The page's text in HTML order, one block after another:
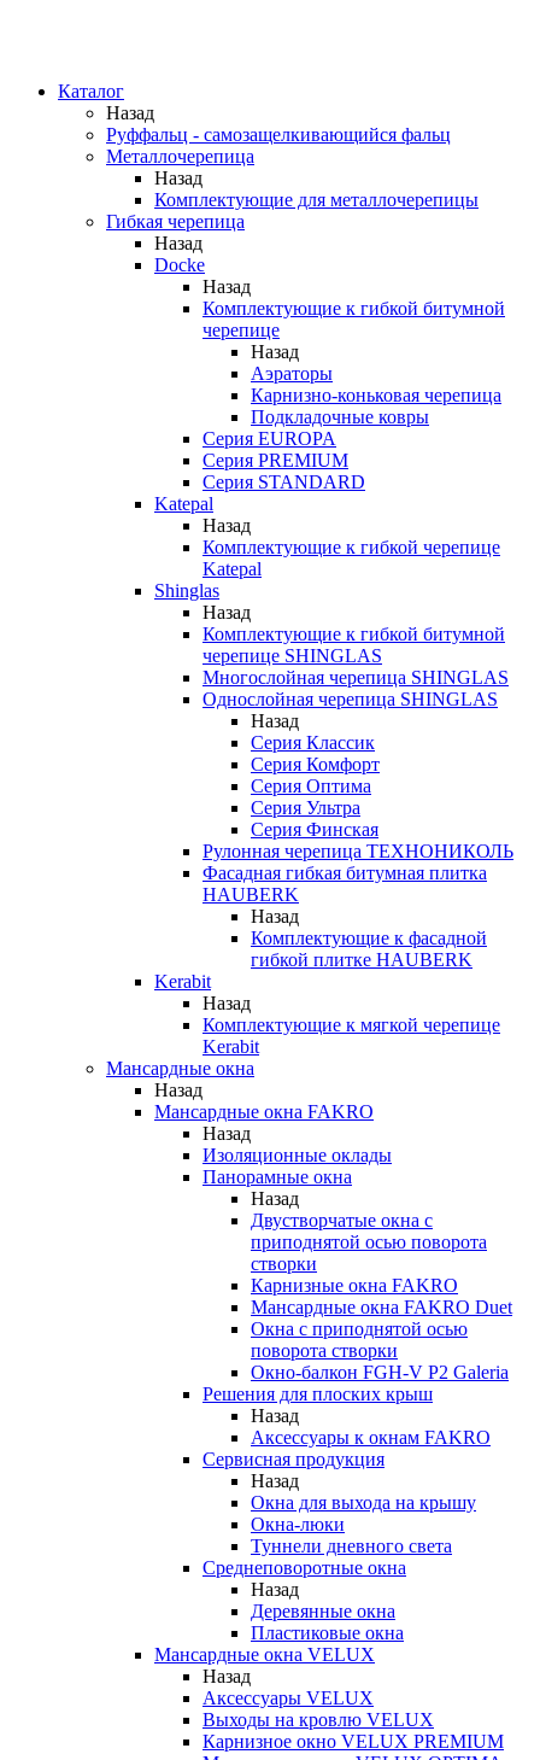
Каталог
Назад
Руффальц - самозащелкивающийся фальц
Металлочерепица
Назад
Комплектующие для металлочерепицы
Гибкая черепица
Назад
Docke
Назад
Комплектующие к гибкой битумной
черепице
Назад
Аэраторы
Карнизно-коньковая черепица
Подкладочные ковры
Серия EUROPA
Серия PREMIUM
Серия STANDARD
Katepal
Назад
Комплектующие к гибкой черепице
Katepal
Shinglas
Назад
Комплектующие к гибкой битумной
черепице SHINGLAS
Многослойная черепица SHINGLAS
Однослойная черепица SHINGLAS
Назад
Серия Классик
Серия Комфорт
Серия Оптима
Серия Ультра
Серия Финская
Рулонная черепица ТЕХНОНИКОЛЬ
Фасадная гибкая битумная плитка
HAUBERK
Назад
Комплектующие к фасадной
гибкой плитке HAUBERK
Kerabit
Назад
Комплектующие к мягкой черепице
Kerabit
Мансардные окна
Назад
Мансардные окна FAKRO
Назад
Изоляционные оклады
Панорамные окна
Назад
Двустворчатые окна с
приподнятой осью поворота
створки
Карнизные окна FAKRO
Мансардные окна FAKRO Duet
Окна с приподнятой осью
поворота створки
Окно-балкон FGH-V P2 Galeria
Решения для плоских крыш
Назад
Аксессуары к окнам FAKRO
Сервисная продукция
Назад
Окна для выхода на крышу
Окна-люки
Туннели дневного света
Среднеповоротные окна
Назад
Деревянные окна
Пластиковые окна
Мансардные окна VELUX
Назад
Аксессуары VELUX
Выходы на кровлю VELUX
Карнизное окно VELUX PREMIUM